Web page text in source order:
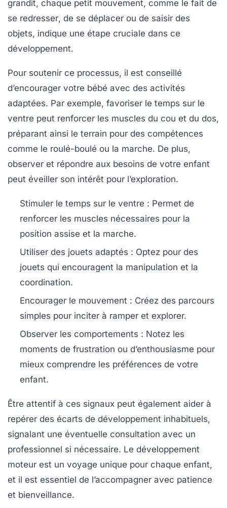
grandit, chaque petit mouvement, comme le fait de
se redresser, de se déplacer ou de saisir des
objets, indique une étape cruciale dans ce
développement.
Pour soutenir ce processus, il est conseillé
d’encourager votre bébé avec des activités
adaptées. Par exemple, favoriser le temps sur le
ventre peut renforcer les muscles du cou et du dos,
préparant ainsi le terrain pour des compétences
comme le roulé-boulé ou la marche. De plus,
observer et répondre aux besoins de votre enfant
peut éveiller son intérêt pour l’exploration.
Stimuler le temps sur le ventre : Permet de
renforcer les muscles nécessaires pour la
position assise et la marche.
Utiliser des jouets adaptés : Optez pour des
jouets qui encouragent la manipulation et la
coordination.
Encourager le mouvement : Créez des parcours
simples pour inciter à ramper et explorer.
Observer les comportements : Notez les
moments de frustration ou d’enthousiasme pour
mieux comprendre les préférences de votre
enfant.
Être attentif à ces signaux peut également aider à
repérer des écarts de développement inhabituels,
signalant une éventuelle consultation avec un
professionnel si nécessaire. Le développement
moteur est un voyage unique pour chaque enfant,
et il est essentiel de l’accompagner avec patience
et bienveillance.